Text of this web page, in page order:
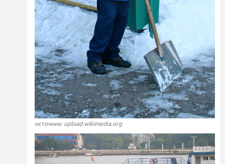
источник: upload.wikimedia.org